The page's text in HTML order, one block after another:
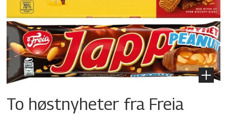
To høstnyheter fra Freia